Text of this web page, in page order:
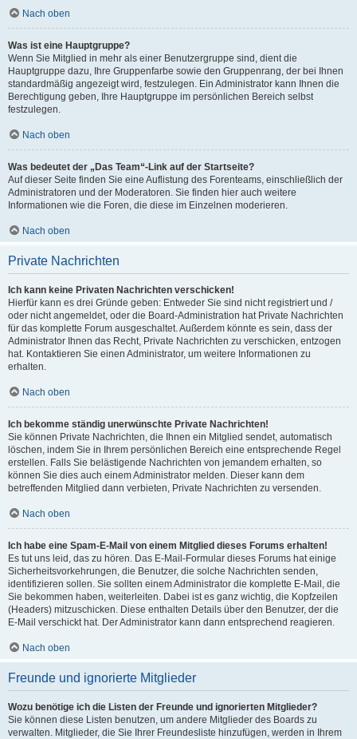
Nach oben
Was ist eine Hauptgruppe?
Wenn Sie Mitglied in mehr als einer Benutzergruppe sind, dient die
Hauptgruppe dazu, Ihre Gruppenfarbe sowie den Gruppenrang, der bei Ihnen
standardmäßig angezeigt wird, festzulegen. Ein Administrator kann Ihnen die
Berechtigung geben, Ihre Hauptgruppe im persönlichen Bereich selbst
festzulegen.
Nach oben
Was bedeutet der „Das Team“-Link auf der Startseite?
Auf dieser Seite finden Sie eine Auflistung des Forenteams, einschließlich der
Administratoren und der Moderatoren. Sie finden hier auch weitere
Informationen wie die Foren, die diese im Einzelnen moderieren.
Nach oben
Private Nachrichten
Ich kann keine Privaten Nachrichten verschicken!
Hierfür kann es drei Gründe geben: Entweder Sie sind nicht registriert und /
oder nicht angemeldet, oder die Board-Administration hat Private Nachrichten
für das komplette Forum ausgeschaltet. Außerdem könnte es sein, dass der
Administrator Ihnen das Recht, Private Nachrichten zu verschicken, entzogen
hat. Kontaktieren Sie einen Administrator, um weitere Informationen zu
erhalten.
Nach oben
Ich bekomme ständig unerwünschte Private Nachrichten!
Sie können Private Nachrichten, die Ihnen ein Mitglied sendet, automatisch
löschen, indem Sie in Ihrem persönlichen Bereich eine entsprechende Regel
erstellen. Falls Sie belästigende Nachrichten von jemandem erhalten, so
können Sie dies auch einem Administrator melden. Dieser kann dem
betreffenden Mitglied dann verbieten, Private Nachrichten zu versenden.
Nach oben
Ich habe eine Spam-E-Mail von einem Mitglied dieses Forums erhalten!
Es tut uns leid, das zu hören. Das E-Mail-Formular dieses Forums hat einige
Sicherheitsvorkehrungen, die Benutzer, die solche Nachrichten senden,
identifizieren sollen. Sie sollten einem Administrator die komplette E-Mail, die
Sie bekommen haben, weiterleiten. Dabei ist es ganz wichtig, die Kopfzeilen
(Headers) mitzuschicken. Diese enthalten Details über den Benutzer, der die
E-Mail verschickt hat. Der Administrator kann dann entsprechend reagieren.
Nach oben
Freunde und ignorierte Mitglieder
Wozu benötige ich die Listen der Freunde und ignorierten Mitglieder?
Sie können diese Listen benutzen, um andere Mitglieder des Boards zu
verwalten. Mitglieder, die Sie Ihrer Freundesliste hinzufügen, werden in Ihrem